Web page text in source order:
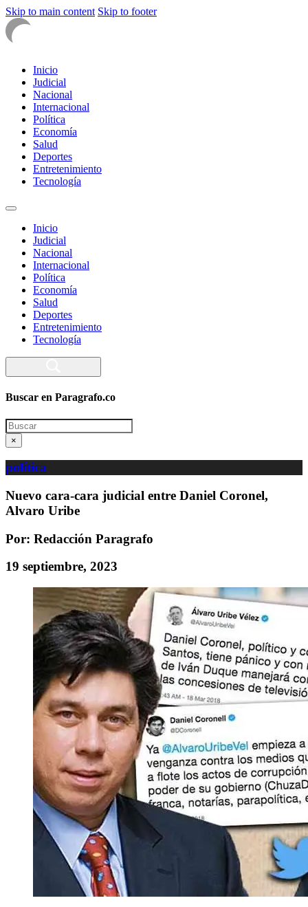
Skip to main content Skip to footer
Inicio
Judicial
Nacional
Internacional
Política
Economía
Salud
Deportes
Entretenimiento
Tecnología
Inicio
Judicial
Nacional
Internacional
Política
Economía
Salud
Deportes
Entretenimiento
Tecnología
Buscar en Paragrafo.co
Search
×
política
Nuevo cara-cara judicial entre Daniel Coronel,
Alvaro Uribe
Por: Redacción Paragrafo
19 septiembre, 2023